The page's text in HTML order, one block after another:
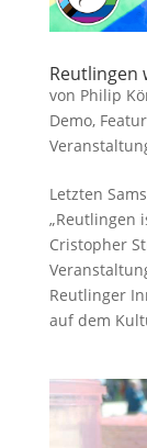
Reutlingen
von Philip
Demo,
Letzten
„Reutlingen
Cristopher
Reutlinger
auf dem